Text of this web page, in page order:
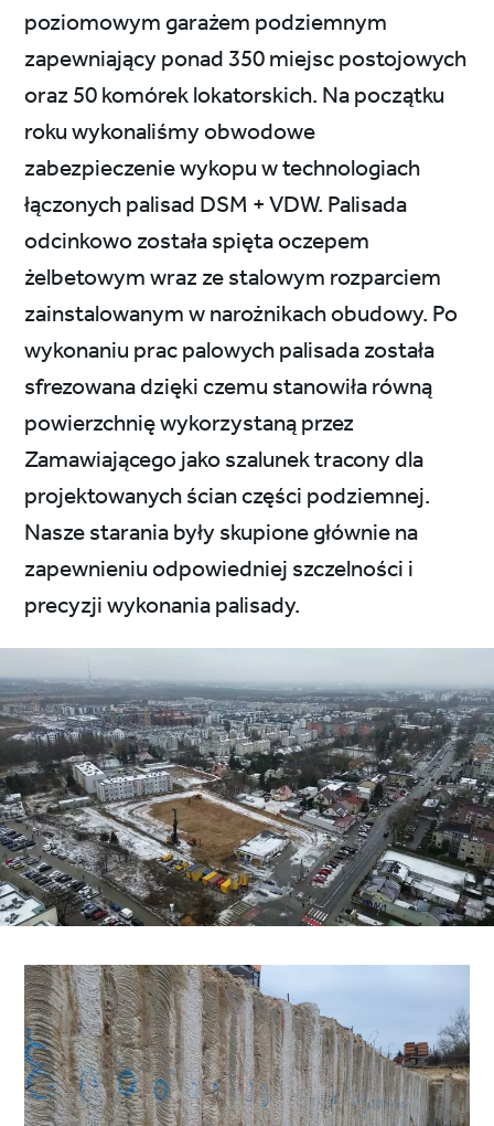
poziomowym garażem podziemnym
zapewniający ponad 350 miejsc postojowych
oraz 50 komórek lokatorskich. Na początku
roku wykonaliśmy obwodowe
zabezpieczenie wykopu w technologiach
łączonych palisad DSM + VDW. Palisada
odcinkowo została spięta oczepem
żelbetowym wraz ze stalowym rozparciem
zainstalowanym w narożnikach obudowy. Po
wykonaniu prac palowych palisada została
sfrezowana dzięki czemu stanowiła równą
powierzchnię wykorzystaną przez
Zamawiającego jako szalunek tracony dla
projektowanych ścian części podziemnej.
Nasze starania były skupione głównie na
zapewnieniu odpowiedniej szczelności i
precyzji wykonania palisady.